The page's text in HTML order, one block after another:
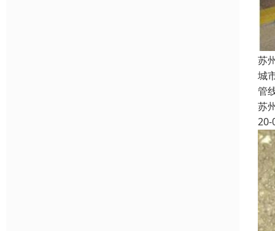
苏
城
管
苏
20-